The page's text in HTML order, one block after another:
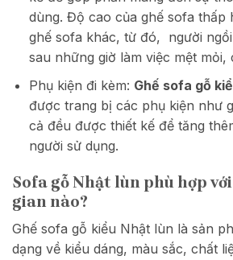
dùng. Độ cao của ghế sofa thấp
ghế sofa khác, từ đó, người
sau những giờ làm việc mệt mỏi,
Phụ kiện đi kèm: Ghế sofa gỗ
được trang bị các phụ kiện như
cả đều được thiết kế để tăng
người sử dụng.
Sofa gỗ Nhật lùn phù hợp
gian nào?
Ghế sofa gỗ kiểu Nhật lùn là sản
dạng về kiểu dáng, màu sắc, chất